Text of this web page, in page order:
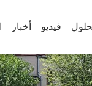
فيديو أخبار